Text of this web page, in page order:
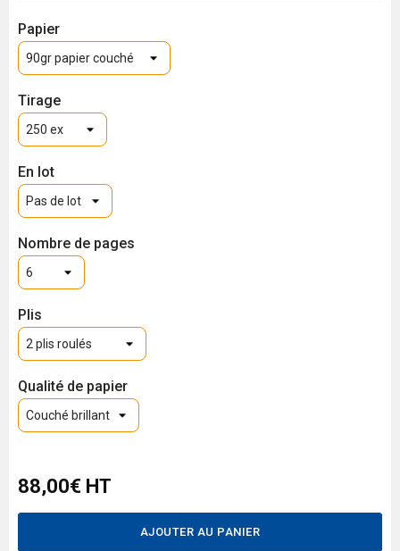
Papier
Tirage
En lot
Nombre de pages
Plis
Qualité de papier
88,00€ HT
AJOUTER AU PANIER